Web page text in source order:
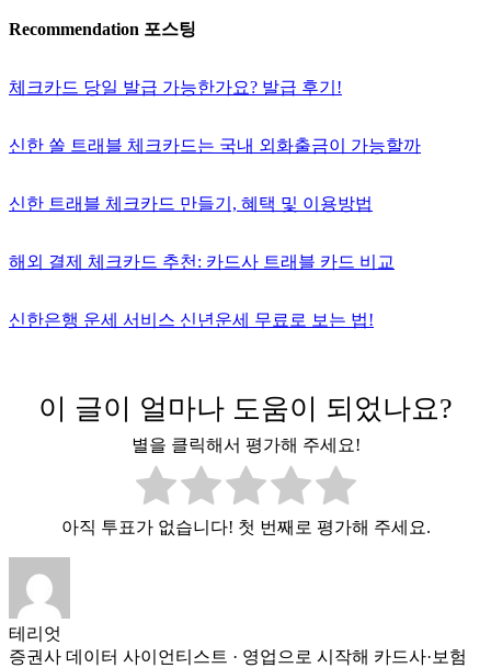
Recommendation 포스팅
체크카드 당일 발급 가능한가요? 발급 후기!
신한 쏠 트래블 체크카드는 국내 외화출금이 가능할까
신한 트래블 체크카드 만들기, 혜택 및 이용방법
해외 결제 체크카드 추천: 카드사 트래블 카드 비교
신한은행 운세 서비스 신년운세 무료로 보는 법!
이 글이 얼마나 도움이 되었나요?
별을 클릭해서 평가해 주세요!
아직 투표가 없습니다! 첫 번째로 평가해 주세요.
테리엇
증권사 데이터 사이언티스트 · 영업으로 시작해 카드사·보험